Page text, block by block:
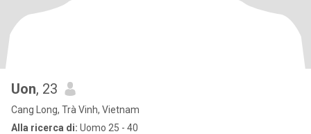
Uon, 23
Cang Long, Trà Vinh, Vietnam
Alla ricerca di: Uomo 25 - 40